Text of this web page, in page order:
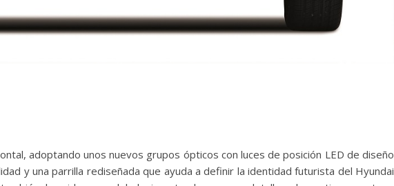
adoptando unos nuevos grupos ópticos con luces de posición LED de diseño
y una parrilla rediseñada que ayuda a definir la identidad futurista del Hyundai